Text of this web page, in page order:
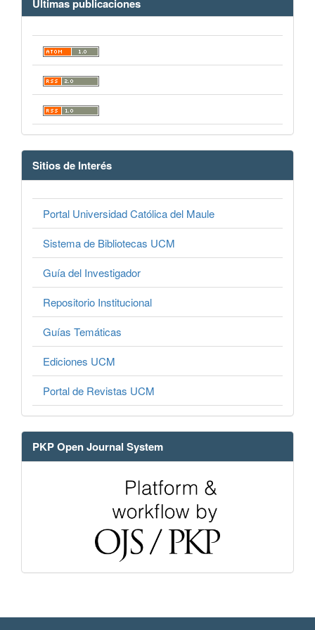
Últimas publicaciones
Sitios de Interés
Portal Universidad Católica del Maule
Sistema de Bibliotecas UCM
Guía del Investigador
Repositorio Institucional
Guías Temáticas
Ediciones UCM
Portal de Revistas UCM
PKP Open Journal System